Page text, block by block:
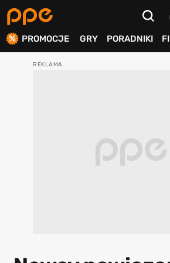
PROMOCJE GRY PORADNIKI